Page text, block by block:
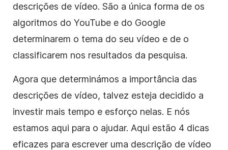
descrições de vídeo. São a única forma de os
algoritmos do YouTube e do Google
determinarem o tema do seu vídeo e de o
classificarem nos resultados da pesquisa.
Agora que determinámos a importância das
descrições de vídeo, talvez esteja decidido a
investir mais tempo e esforço nelas. E nós
estamos aqui para o ajudar. Aqui estão 4 dicas
eficazes para escrever uma descrição de vídeo